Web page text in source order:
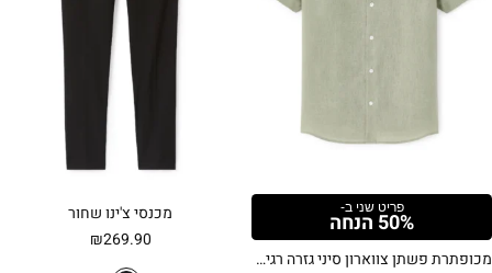
פריט שני ב-
50% הנחה
מכופתרת פשתן צווארון סיני גזרה רגילה
מכנסי צ'ינו שחור
₪269.90